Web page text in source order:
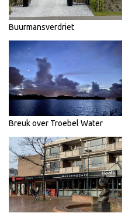
Buurmansverdriet
Breuk over Troebel Water